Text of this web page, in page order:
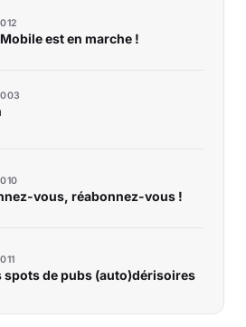
est en marche !
vous, réabonnez-vous !
spots de pubs (auto)dérisoires